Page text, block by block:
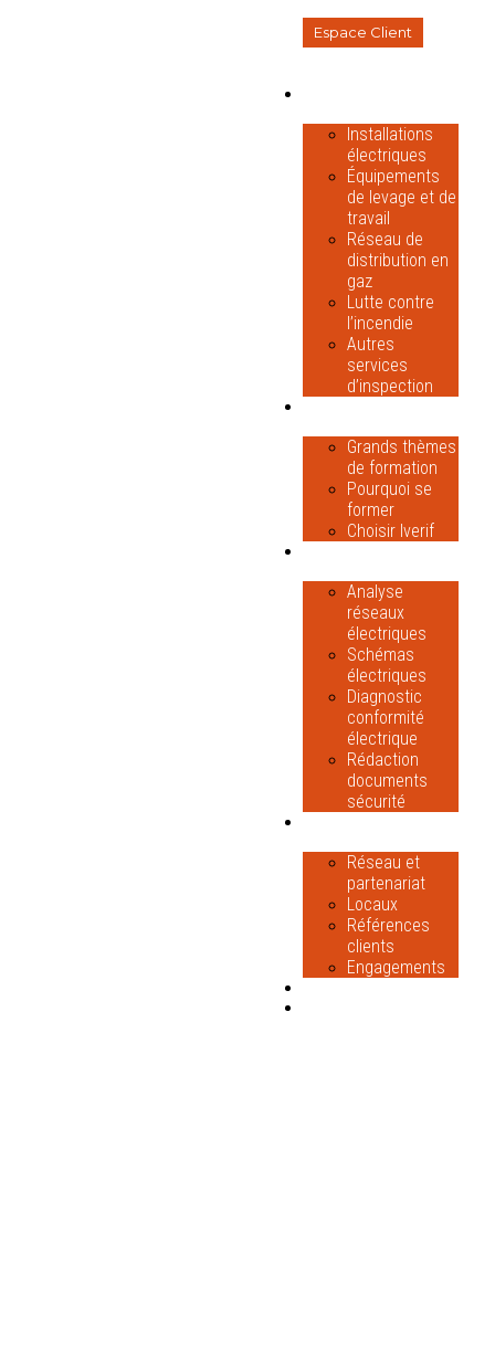
Espace Client
Installations
électriques
Équipements
de levage et de
travail
Réseau de
distribution en
gaz
Lutte contre
l’incendie
Autres
services
d’inspection
Grands thèmes
de formation
Pourquoi se
former
Choisir Iverif
Analyse
réseaux
électriques
Schémas
électriques
Diagnostic
conformité
électrique
Rédaction
documents
sécurité
Réseau et
partenariat
Locaux
Références
clients
Engagements